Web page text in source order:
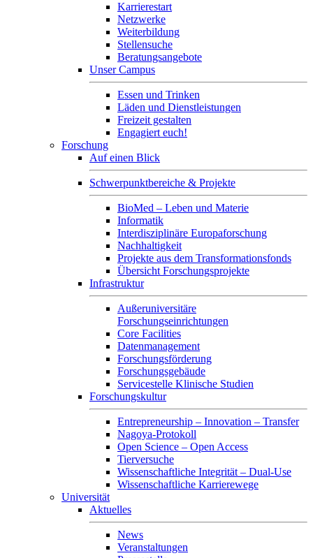
Karrierestart
Netzwerke
Weiterbildung
Stellensuche
Beratungsangebote
Unser Campus
Essen und Trinken
Läden und Dienstleistungen
Freizeit gestalten
Engagiert euch!
Forschung
Auf einen Blick
Schwerpunktbereiche & Projekte
BioMed – Leben und Materie
Informatik
Interdisziplinäre Europaforschung
Nachhaltigkeit
Projekte aus dem Transformationsfonds
Übersicht Forschungsprojekte
Infrastruktur
Außeruniversitäre
Forschungseinrichtungen
Core Facilities
Datenmanagement
Forschungsförderung
Forschungsgebäude
Servicestelle Klinische Studien
Forschungskultur
Entrepreneurship – Innovation – Transfer
Nagoya-Protokoll
Open Science – Open Access
Tierversuche
Wissenschaftliche Integrität – Dual-Use
Wissenschaftliche Karrierewege
Universität
Aktuelles
News
Veranstaltungen